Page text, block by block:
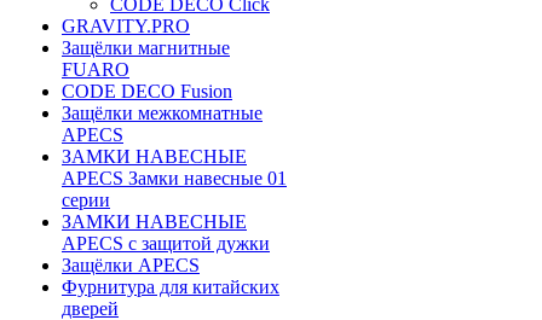
CODE DECO Click
GRAVITY.PRO
Защёлки магнитные
FUARO
CODE DECO Fusion
Защёлки межкомнатные
APECS
ЗАМКИ НАВЕСНЫЕ
APECS Замки навесные 01
серии
ЗАМКИ НАВЕСНЫЕ
APECS с защитой дужки
Защёлки APECS
Фурнитура для китайских
дверей